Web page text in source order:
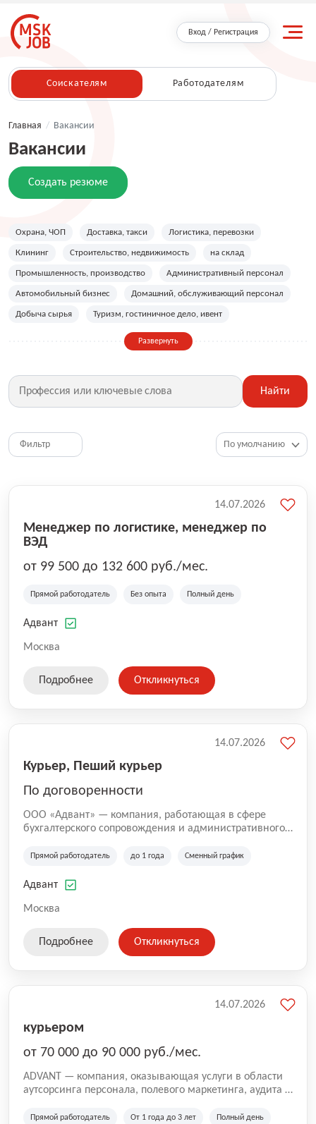
Вход / Регистрация
Соискателям Работодателям
Главная / Вакансии
Вакансии
Создать резюме
Охрана, ЧОП Доставка, такси Логистика, перевозки
Клининг Строительство, недвижимость на склад
Промышленность, производство Административный персонал
Автомобильный бизнес Домашний, обслуживающий персонал
Добыча сырья Туризм, гостиничное дело, ивент
Дизайн, искусство, ивент
Фитнес, красота, спорт Страхование
Медицина, фармацевтика Маркетинг, PR, реклама
HR, управление персоналом
Топ менеджмент, руководители
Развернуть
Найти
Фильтр
Менеджер по логистике, менеджер по
ВЭД
от 99 500 до 132 600 руб./мес.
Прямой работодатель Без опыта Полный день
Адвант
Москва
14.07.2026
Подробнее Откликнуться
Курьер, Пеший курьер
По договоренности
ООО «Адвант» — компания, работающая в сфере
бухгалтерского сопровождения и административного
зарегистрирована в Санкт-Петербурге и
лиц и коммерческих организаций.
Прямой работодатель до 1 года Сменный график
Адвант
Москва
14.07.2026
Подробнее Откликнуться
курьером
от 70 000 до 90 000 руб./мес.
ADVANT — компания, оказывающая услуги в области
аутсорсинга персонала, полевого маркетинга, аудита и
региональных клиентов. Мы работаем на рынке с
Прямой работодатель От 1 года до 3 лет Полный день
14.07.2026